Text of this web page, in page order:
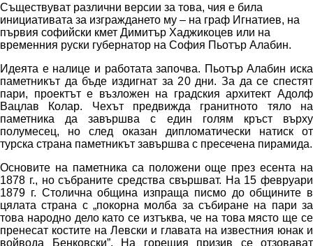
Съществуват различни версии за това, чия е била
инициативата за изграждането му – на граф Игнатиев, на
първия софийски кмет Димитър Хаджикоцев или на
временния руски губернатор на София Пьотър Алабин.
Идеята е налице и работата започва. Пьотър Алабин иска
паметникът да бъде издигнат за 20 дни. За да се спестят
пари, проектът е възложен на градския архитект Адолф
Вацлав Колар. Чехът предвижда гранитното тяло на
паметника да завършва с един голям кръст върху
полумесец, но след оказан дипломатически натиск от
турска страна паметникът завършва с пресечена пирамида.
Основите на паметника са положени още през есента на
1878 г., но събраните средства свършват. На 15 февруари
1879 г. Столична община изпраща писмо до общините в
цялата страна с „покорна молба за събиране на пари за
това народно дело като се изтъква, че на това място ще се
пренесат костите на Левски и главата на известния юнак и
войвода Бенковски”. На горещия призив се отзовават